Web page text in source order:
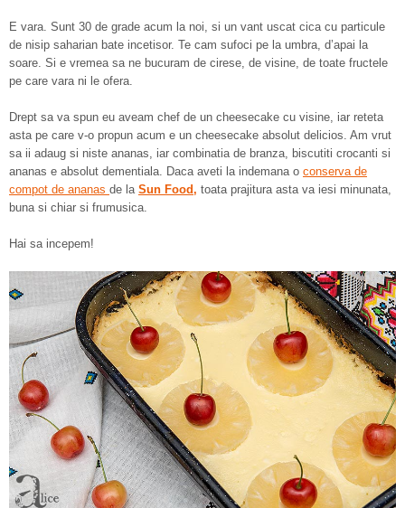
E vara. Sunt 30 de grade acum la noi, si un vant uscat cica cu particule
de nisip saharian bate incetisor. Te cam sufoci pe la umbra, d’apai la
soare. Si e vremea sa ne bucuram de cirese, de visine, de toate fructele
pe care vara ni le ofera.
Drept sa va spun eu aveam chef de un cheesecake cu visine, iar reteta
asta pe care v-o propun acum e un cheesecake absolut delicios. Am vrut
sa ii adaug si niste ananas, iar combinatia de branza, biscutiti crocanti si
ananas e absolut dementiala. Daca aveti la indemana o conserva de
compot de ananas de la Sun Food, toata prajitura asta va iesi minunata,
buna si chiar si frumusica.
Hai sa incepem!